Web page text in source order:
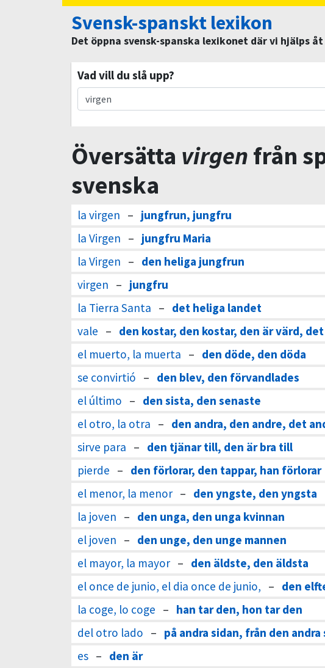
Svensk-spanskt lexikon
Det öppna svensk-spanska lexikonet där vi hjälps
Vad vill du slå upp?
Översätta virgen från
svenska
la virgen – jungfrun, jungfru
la Virgen – jungfru Maria
la Virgen – den heliga jungfrun
virgen – jungfru
la Tierra Santa – det heliga landet
vale – den kostar, den kostar, den är värd,
el muerto, la muerta – den döde, den döda
se convirtió – den blev, den förvandlades
el último – den sista, den senaste
el otro, la otra – den andra, den andre, det
sirve para – den tjänar till, den är bra till
pierde – den förlorar, den tappar, han förlorar
el menor, la menor – den yngste, den yngsta
la joven – den unga, den unga kvinnan
el joven – den unge, den unge mannen
el mayor, la mayor – den äldste, den äldsta
el once de junio, el dia once de junio, – den
la coge, lo coge – han tar den, hon tar den
del otro lado – på andra sidan, från den
es – den är